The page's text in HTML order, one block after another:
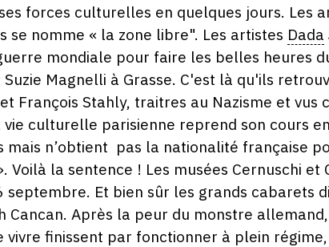
forces culturelles en quelques jours. Les
nomme « la zone libre". Les artistes Dada
mondiale pour faire les belles heures
Magnelli à Grasse. C'est là qu'ils
François Stahly, traitres au Nazisme et vus
culturelle parisienne reprend son cours
mais n’obtient pas la nationalité française
la sentence ! Les musées Cernuschi et
Et bien sûr les grands cabarets
Cancan. Après la peur du monstre
finissent par fonctionner à plein